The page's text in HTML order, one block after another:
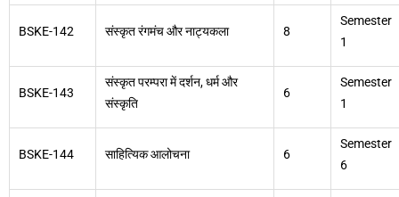
BSKE-142 संस्कृत रंगमंच और नाट्यकला 8
Semester
1
BSKE-143
संस्कृत परम्परा में दर्शन, धर्म और
संस्कृति
6
Semester
1
BSKE-144 साहित्यिक आलोचना 6
Semester
6